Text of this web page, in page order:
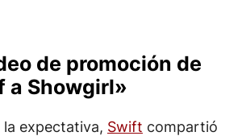
de promoción de
a Showgirl»
la expectativa, Swift compartió